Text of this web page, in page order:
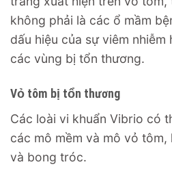
không phải là các ổ mầm
dấu hiệu của sự viêm
các vùng bị tổn thương.
Vỏ tôm bị tổn thương
Các loài vi khuẩn Vibrio có
các mô mềm và mô vỏ
và bong tróc.